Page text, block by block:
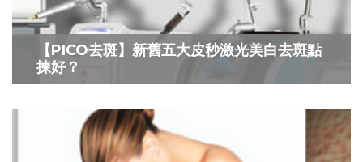
【PICO去斑】新舊五大皮秒激光美白去斑點
揀好？